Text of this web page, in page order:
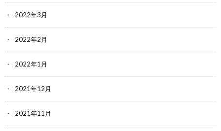
2022年3月
2022年2月
2022年1月
2021年12月
2021年11月